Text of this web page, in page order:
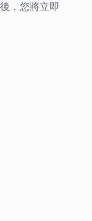
，您將立即